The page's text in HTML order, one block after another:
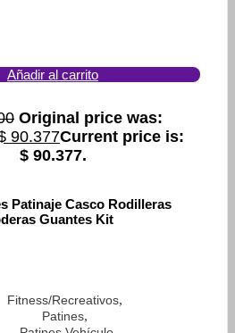
Añadir al carrito
Original price was:
90.377Current price is:
$ 90.377.
Patinaje Casco Rodilleras
Guantes Kit
Fitness/Recreativos,
Patines,